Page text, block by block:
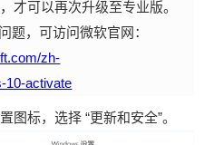
才可以再次升级至专业版。
题，可访问微软官网：
zh-
10-activate
图标，选择 “更新和安全”。